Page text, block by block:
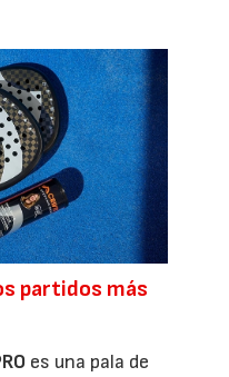
partidos más
es una pala de